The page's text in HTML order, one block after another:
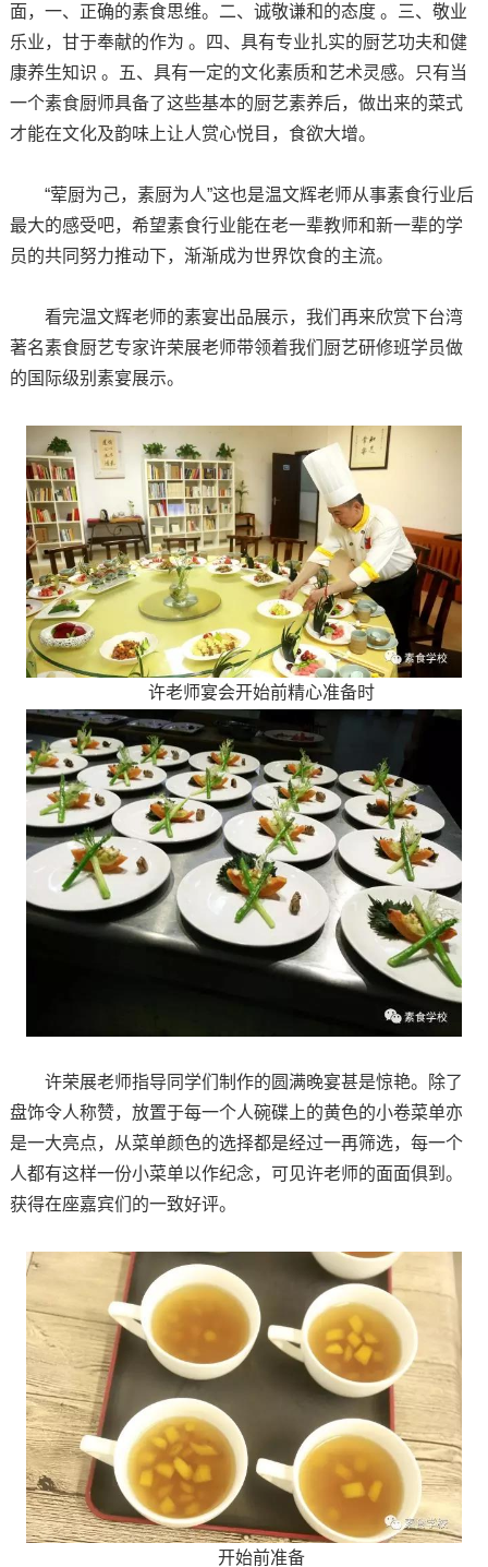
面，一、正确的素食思维。二、诚敬谦和的态度 。三、敬业
乐业，甘于奉献的作为 。四、具有专业扎实的厨艺功夫和健
康养生知识 。五、具有一定的文化素质和艺术灵感。只有当
一个素食厨师具备了这些基本的厨艺素养后，做出来的菜式
才能在文化及韵味上让人赏心悦目，食欲大增。
“荤厨为己，素厨为人”这也是温文辉老师从事素食行业后
最大的感受吧，希望素食行业能在老一辈教师和新一辈的学
员的共同努力推动下，渐渐成为世界饮食的主流。
看完温文辉老师的素宴出品展示，我们再来欣赏下台湾
著名素食厨艺专家许荣展老师带领着我们厨艺研修班学员做
的国际级别素宴展示。
许老师宴会开始前精心准备时
许荣展老师指导同学们制作的圆满晚宴甚是惊艳。除了
盘饰令人称赞，放置于每一个人碗碟上的黄色的小卷菜单亦
是一大亮点，从菜单颜色的选择都是经过一再筛选，每一个
人都有这样一份小菜单以作纪念，可见许老师的面面俱到。
获得在座嘉宾们的一致好评。
开始前准备